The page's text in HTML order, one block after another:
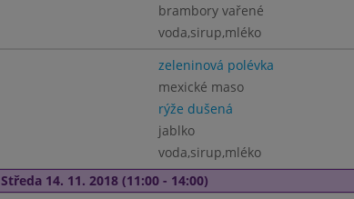
brambory vařené
voda,sirup,mléko
zeleninová polévka
mexické maso
rýže dušená
jablko
voda,sirup,mléko
Středa 14. 11. 2018 (11:00 - 14:00)